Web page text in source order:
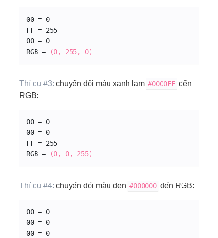
00 = 0
FF = 255
00 = 0
RGB =
(0, 255, 0)
Thí dụ #3: chuyển đổi màu xanh lam #0000FF đến
RGB:
00 = 0
00 = 0
FF = 255
RGB =
(0, 0, 255)
Thí dụ #4: chuyển đổi màu đen #000000 đến RGB:
00 = 0
00 = 0
00 = 0